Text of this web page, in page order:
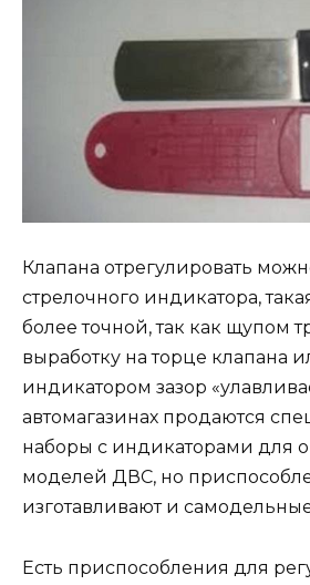
Клапана отрегулировать
стрелочного индикатора,
более точной, так как щупом
выработку на торце клапана
индикатором зазор
автомагазинах продаются
наборы с индикаторами для
моделей ДВС, но
изготавливают и
Есть приспособления для